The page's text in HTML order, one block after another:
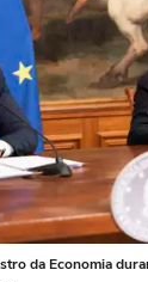
da Economia